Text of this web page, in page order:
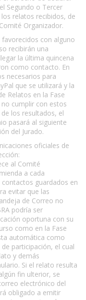
Segundo o Tercer
relatos recibidos, de
Organizador.
con alguno
recibirán una
la última quincena
como contacto. En
necesarios para
que se utilizará y la
Relatos en la Fase
cumplir con estos
los resultados, el
pasará al siguiente
del Jurado.
oficiales de
al Comité
a cada
guardados en
evitar que las
de Correo no
podría ser
oportuna con su
como en la Fase
automática como
participación, el cual
y demás
Si el relato resulta
fin ulterior, se
electrónico del
obligado a emitir